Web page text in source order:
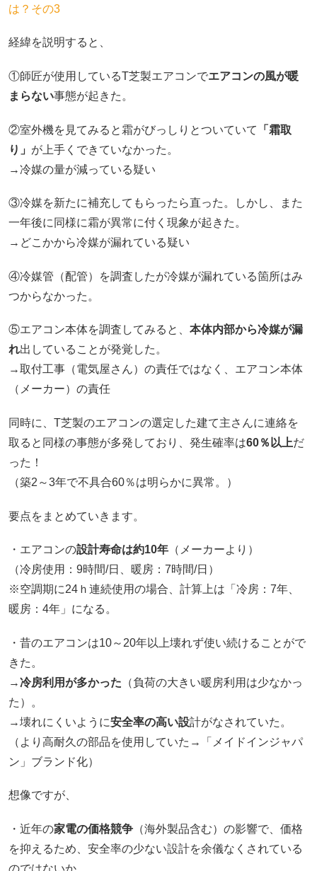
は？その3
経緯を説明すると、
①師匠が使用しているT芝製エアコンでエアコンの風が暖
まらない事態が起きた。
②室外機を見てみると霜がびっしりとついていて
「霜取
り」 が上手くできていなかった。
→冷媒の量が減っている疑い
③冷媒を新たに補充してもらったら直った。しかし、また
一年後に同様に霜が異常に付く現象が起きた。
→どこかから冷媒が漏れている疑い
④冷媒管（配管）を調査したが冷媒が漏れている箇所はみ
つからなかった。
⑤エアコン本体を調査してみると、 本体内部から冷媒が漏
れ出していることが発覚した。
→取付工事（電気屋さん）の責任ではなく、エアコン本体
（メーカー）の責任
同時に、T芝製のエアコンの選定した建て主さんに連絡を
取ると同様の事態が多発しており、発生確率は60％以上だ
った！
（築2～3年で不具合60％は明らかに異常。）
要点をまとめていきます。
・エアコンの設計寿命は約10年（メーカーより）
（冷房使用：9時間/日、暖房：7時間/日）
※空調期に24ｈ連続使用の場合、計算上は「冷房：7年、
暖房：4年」になる。
・昔のエアコンは10～20年以上壊れず使い続けることがで
きた。
→冷房利用が多かった （負荷の大きい暖房利用は少なかっ
た）。
→壊れにくいように安全率の高い設計がなされていた。
（より高耐久の部品を使用していた→「メイドインジャパ
ン」ブランド化）
想像ですが、
・近年の家電の価格競争（海外製品含む）の影響で、価格
を抑えるため、安全率の少ない設計を余儀なくされている
のではないか。